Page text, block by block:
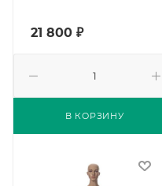
В КОРЗИНУ
21 800 ₽